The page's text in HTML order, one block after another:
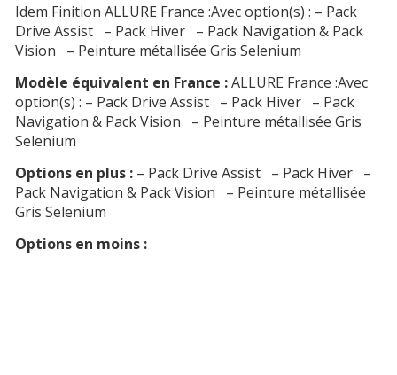
Idem Finition ALLURE France :Avec option(s) : – Pack
Drive Assist – Pack Hiver – Pack Navigation & Pack
Vision – Peinture métallisée Gris Selenium
Modèle équivalent en France :ALLURE France :Avec
option(s) : – Pack Drive Assist – Pack Hiver – Pack
Navigation & Pack Vision – Peinture métallisée Gris
Selenium
Options en plus : – Pack Drive Assist – Pack Hiver –
Pack Navigation & Pack Vision – Peinture métallisée
Gris Selenium
Options en moins :